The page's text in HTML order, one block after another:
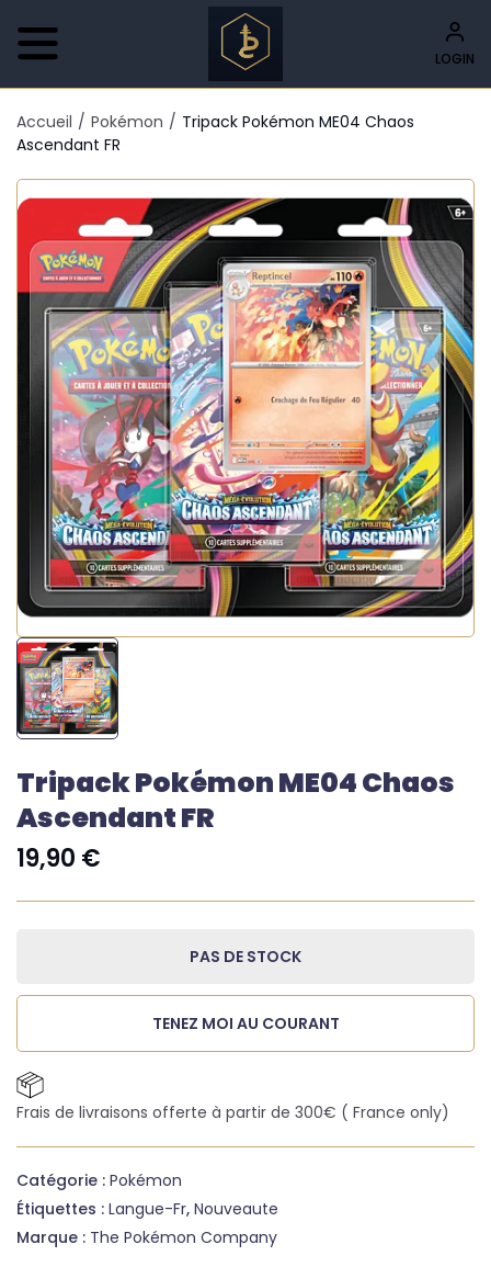
LOGIN
Accueil / Pokémon / Tripack Pokémon ME04 Chaos
Ascendant FR
Tripack Pokémon ME04 Chaos
Ascendant FR
19,90 €
PAS DE STOCK
TENEZ MOI AU COURANT
Frais de livraisons offerte à partir de 300€ ( France only)
Catégorie : Pokémon
Étiquettes : Langue-Fr, Nouveaute
Marque : The Pokémon Company